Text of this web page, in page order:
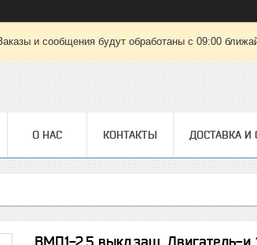
и сообщения будут обработаны с 09:00
О НАС КОНТАКТЫ ДОСТАВКА И
ВМП1-2.5 выкл.заш. Двигатель-